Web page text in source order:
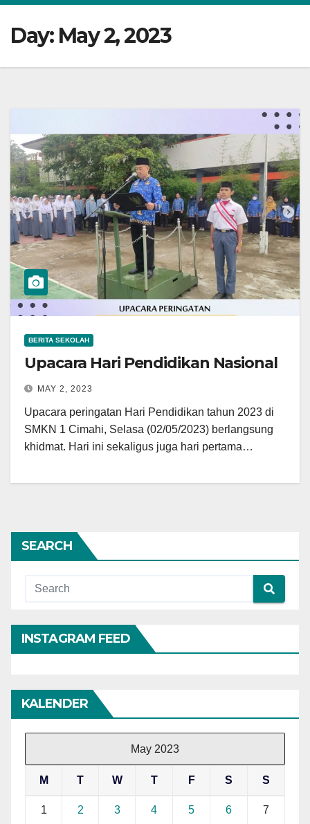
Day: May 2, 2023
BERITA SEKOLAH
Upacara Hari Pendidikan Nasional
MAY 2, 2023
Upacara peringatan Hari Pendidikan tahun 2023 di
SMKN 1 Cimahi, Selasa (02/05/2023) berlangsung
khidmat. Hari ini sekaligus juga hari pertama…
SEARCH
INSTAGRAM FEED
KALENDER
May 2023
M T W T F S S
1 2 3 4 5 6 7